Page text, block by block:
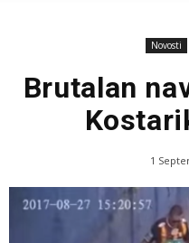
Novosti
Brutalan
1